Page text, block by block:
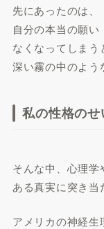
先にあったのは、
自分の本当の願
なくなってしまう
深い霧の中のよう
私の性格の
そんな中、心理学
ある真実に突き当
アメリカの神経生